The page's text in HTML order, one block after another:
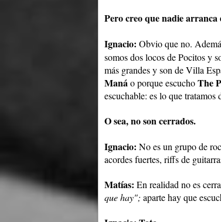
Pero creo que nadie
Ignacio: Obvio que no.
somos dos locos de Pocitos y
más grandes y son de Villa
Manáo porque escuchoThe
escuchable: es lo que tratamos
O sea, no son cerrados.
Ignacio: No es un grupo de
acordes fuertes, riffs de
Matías: En realidad no es
que hay"; aparte hay que